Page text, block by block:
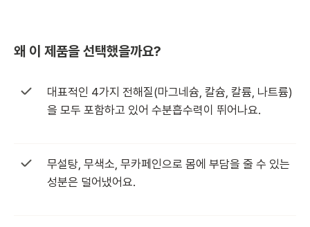
왜 이 제품을 선택했을까요?
대표적인 4가지 전해질(마그네슘, 칼슘, 칼륨, 나트륨)
을 모두 포함하고 있어 수분흡수력이 뛰어나요.
무설탕, 무색소, 무카페인으로 몸에 부담을 줄 수 있는
성분은 덜어냈어요.